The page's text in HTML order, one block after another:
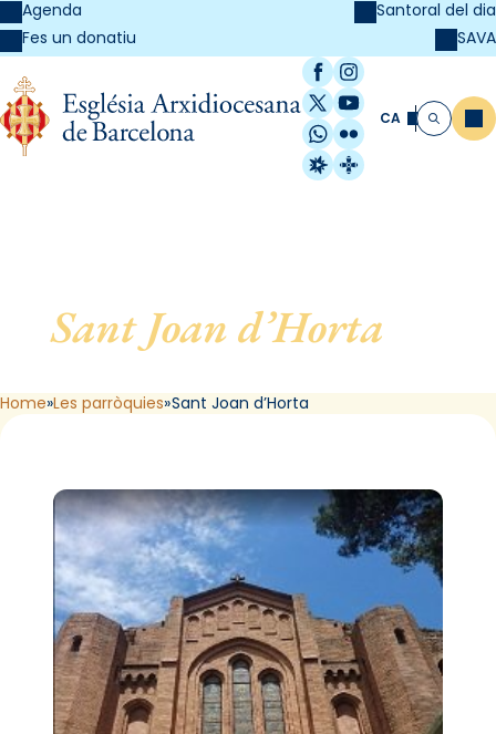
Agenda
Fes un donatiu
Santoral del dia
SAVA
Facebook
Instagram
X / Twitter
YouTube
WhatsApp
Flickr
Radio Estel
Catalunya
CA Cerca
Sant Joan d’Horta
Home Les parròquies Sant Joan d’Horta